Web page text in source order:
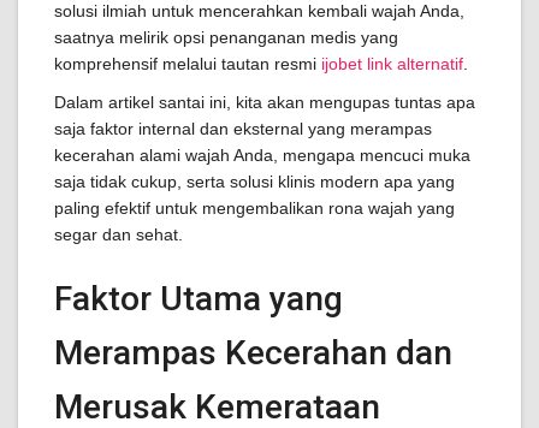
solusi ilmiah untuk mencerahkan kembali wajah Anda,
saatnya melirik opsi penanganan medis yang
komprehensif melalui tautan resmi ijobet link alternatif
Dalam artikel santai ini, kita akan mengupas tuntas apa
saja faktor internal dan eksternal yang merampas
kecerahan alami wajah Anda, mengapa mencuci muka
saja tidak cukup, serta solusi klinis modern apa yang
paling efektif untuk mengembalikan rona wajah yang
segar dan sehat.
Faktor Utama yang
Merampas Kecerahan dan
Merusak Kemerataan